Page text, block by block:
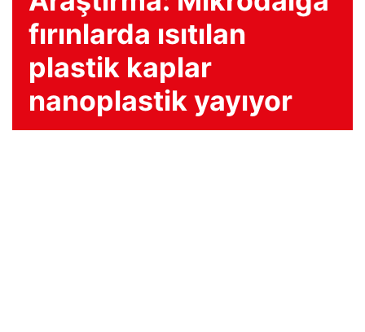
fırınlarda ısıtılan
plastik kaplar
nanoplastik yayıyor